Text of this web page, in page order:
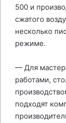
500 и
сжатого
несколько
режиме.
— Для
работами,
подходят